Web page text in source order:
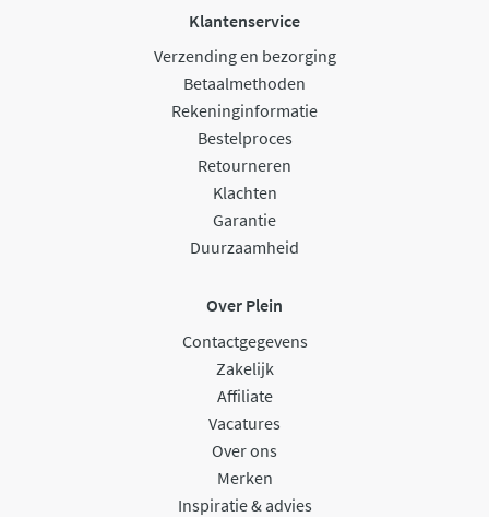
Klantenservice
Verzending en bezorging
Betaalmethoden
Rekeninginformatie
Bestelproces
Retourneren
Klachten
Garantie
Duurzaamheid
Over Plein
Contactgegevens
Zakelijk
Affiliate
Vacatures
Over ons
Merken
Inspiratie & advies